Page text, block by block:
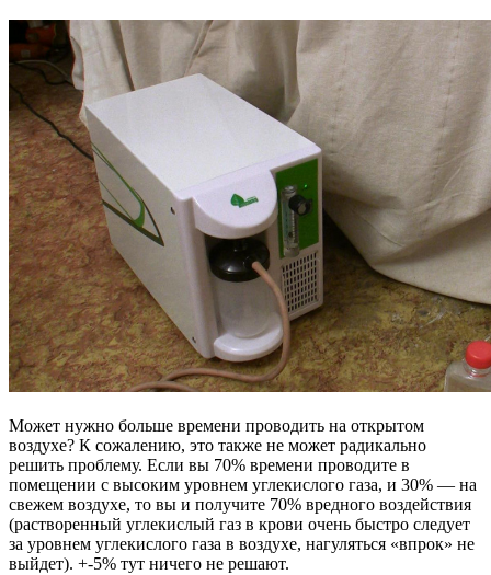
Может нужно больше времени проводить на открытом
воздухе? К сожалению, это также не может радикально
решить проблему. Если вы 70% времени проводите в
помещении с высоким уровнем углекислого газа, и 30% — на
свежем воздухе, то вы и получите 70% вредного воздействия
(растворенный углекислый газ в крови очень быстро следует
за уровнем углекислого газа в воздухе, нагуляться «впрок» не
выйдет). +-5% тут ничего не решают.